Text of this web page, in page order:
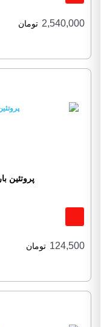
2,540,000 تومان
پروتئین
124,500 تومان